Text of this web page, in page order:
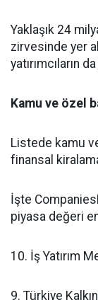
Yaklaşık 24
zirvesinde yer
yatırımcıların
Kamu ve özel
Listede kamu
finansal
İşte
piyasa değeri
10. İş Yatırım
9. Türkiye